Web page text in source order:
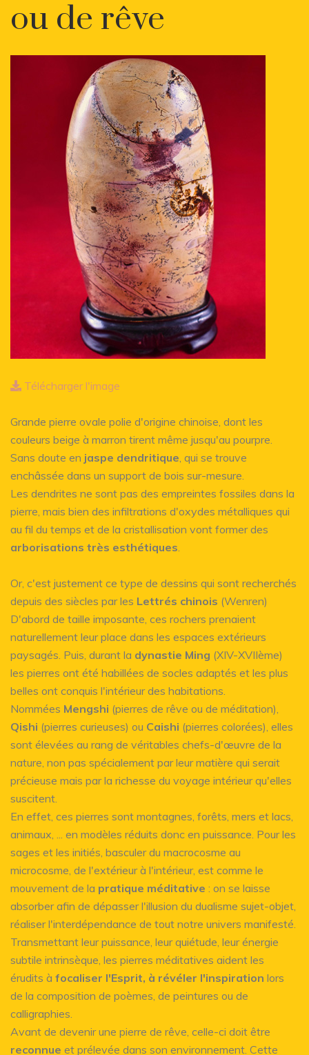
ou de rêve
Télécharger l'image
Grande pierre ovale polie d'origine chinoise, dont les
couleurs beige à marron tirent même jusqu'au pourpre.
Sans doute en jaspe dendritique , qui se trouve
enchâssée dans un support de bois sur-mesure.
Les dendrites ne sont pas des empreintes fossiles dans la
pierre, mais bien des infiltrations d'oxydes métalliques qui
au fil du temps et de la cristallisation vont former des
arborisations très esthétiques
Or, c'est justement ce type de dessins qui sont recherchés
depuis des siècles par les Lettrés chinois (Wenren)
D'abord de taille imposante, ces rochers prenaient
naturellement leur place dans les espaces extérieurs
paysagés. Puis, durant la dynastie Ming (XIV-XVIIème)
les pierres ont été habillées de socles adaptés et les plus
belles ont conquis l'intérieur des habitations.
Nommées Mengshi (pierres de rêve ou de méditation),
Qishi (pierres curieuses) ou Caishi (pierres colorées), elles
sont élevées au rang de véritables chefs-d'œuvre de la
nature, non pas spécialement par leur matière qui serait
précieuse mais par la richesse du voyage intérieur qu'elles
suscitent.
En effet, ces pierres sont montagnes, forêts, mers et lacs,
animaux, ... en modèles réduits donc en puissance. Pour les
sages et les initiés, basculer du macrocosme au
microcosme, de l'extérieur à l'intérieur, est comme le
mouvement de la pratique méditative : on se laisse
absorber afin de dépasser l'illusion du dualisme sujet-objet,
réaliser l'interdépendance de tout notre univers manifesté.
Transmettant leur puissance, leur quiétude, leur énergie
subtile intrinsèque, les pierres méditatives aident les
érudits à focaliser l'Esprit, à révéler l'inspiration lors
de la composition de poèmes, de peintures ou de
calligraphies.
Avant de devenir une pierre de rêve, celle-ci doit être
reconnue et prélevée dans son environnement. Cette